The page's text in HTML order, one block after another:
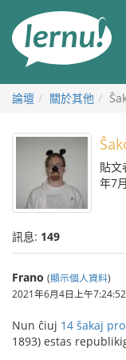
論壇 關於其他
貼文
年7
訊息: 149
Frano (顯示個人資料)
2021年6月4日上午7:24:52
Nun ĉiuj 14 ŝakaj
1893) estas